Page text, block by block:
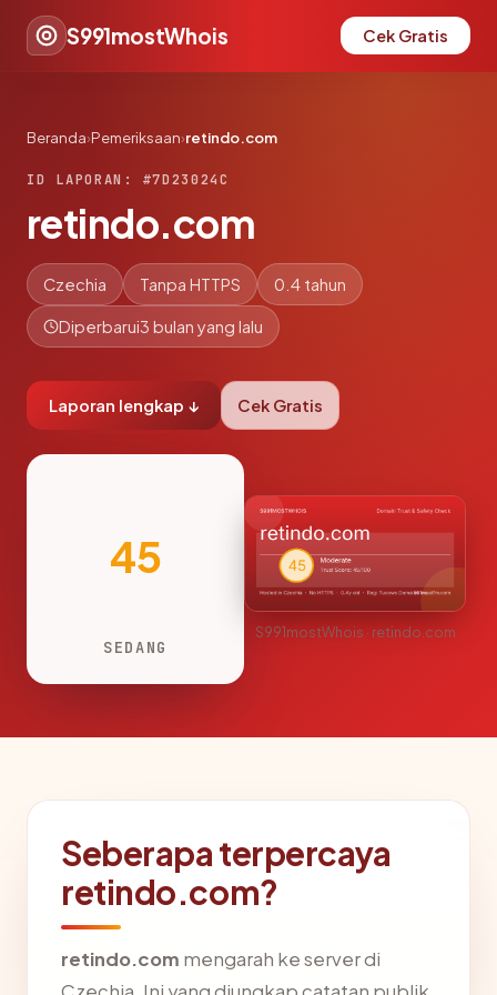
S991mostWhois Cek Gratis
Beranda›Pemeriksaan›retindo.com
ID LAPORAN: #7D23024C
retindo.com
Czechia Tanpa HTTPS 0.4 tahun
Diperbarui3 bulan yang lalu
Laporan lengkap ↓ Cek Gratis
45
SEDANG
S991mostWhois · retindo.com
Seberapa terpercaya
retindo.com?
retindo.com mengarah ke server di